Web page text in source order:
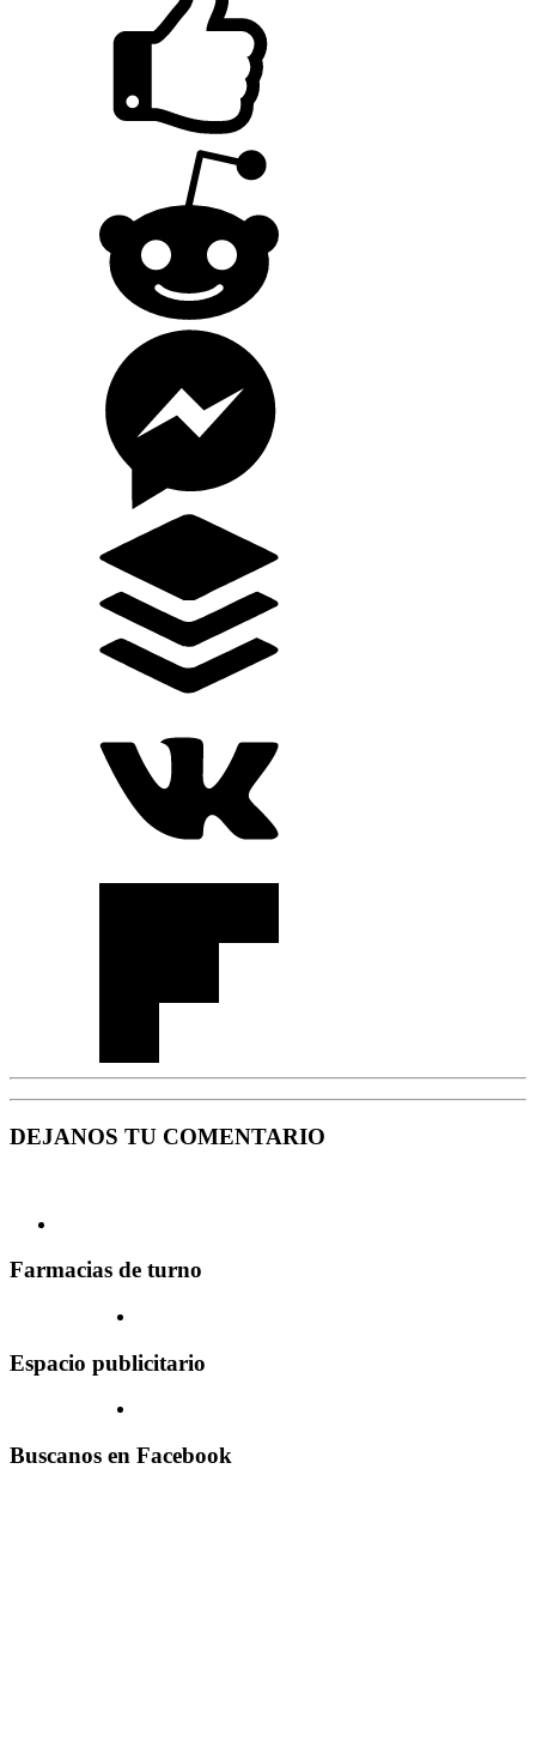
DEJANOS TU COMENTARIO
Farmacias de turno
Espacio publicitario
Buscanos en Facebook